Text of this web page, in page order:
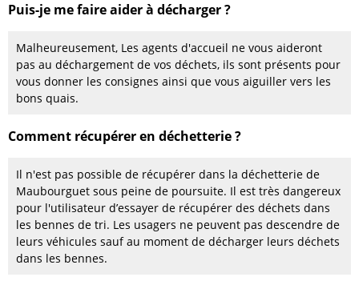
Puis-je me faire aider à décharger ?
Malheureusement, Les agents d'accueil ne vous aideront
pas au déchargement de vos déchets, ils sont présents pour
vous donner les consignes ainsi que vous aiguiller vers les
bons quais.
Comment récupérer en déchetterie ?
Il n'est pas possible de récupérer dans la déchetterie de
Maubourguet sous peine de poursuite. Il est très dangereux
pour l'utilisateur d’essayer de récupérer des déchets dans
les bennes de tri. Les usagers ne peuvent pas descendre de
leurs véhicules sauf au moment de décharger leurs déchets
dans les bennes.